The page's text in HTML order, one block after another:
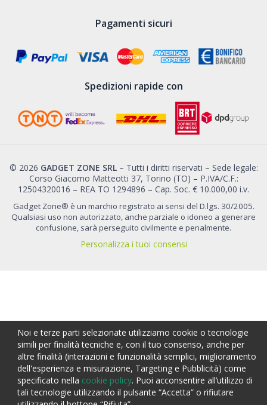
Pagamenti sicuri
Spedizioni rapide con
© 2026 GADGET ZONE SRL– Tutti i diritti riservati – Sede legale:
Corso Giacomo Matteotti 37, Torino (TO) – P.IVA/C.F.:
12504320016 – REA TO 1294896 – Cap. Soc. € 10.000,00 i.v.
Gadget Zone® è un marchio registrato ai sensi del D.lgs. 30/2005.
Qualsiasi uso non autorizzato, anche parziale o idoneo a generare
confusione, sarà perseguito civilmente e penalmente.
Personalizza i tuoi consensi
Noi e terze parti selezionate utilizziamo cookie o tecnologie
simili per finalità tecniche e, con il tuo consenso, anche per
altre finalità (interazioni e funzionalità semplici, miglioramento
dell'esperienza e misurazione, Targeting e Pubblicità) come
specificato nella cookie policy. Puoi acconsentire all’utilizzo di
tali tecnologie utilizzando il pulsante “Accetta” o rifiutare